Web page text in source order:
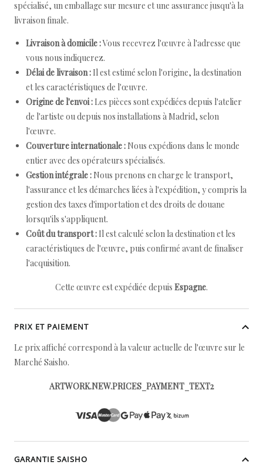
spécialisé, un emballage sur mesure et une assurance jusqu'à la
livraison finale.
Livraison à domicile :Vous recevrez l'œuvre à l'adresse que
vous nous indiquerez.
Délai de livraison : Il est estimé selon l'origine, la destination
et les caractéristiques de l'œuvre.
Origine de l'envoi : Les pièces sont expédiées depuis l'atelier
de l'artiste ou depuis nos installations à Madrid, selon
l'œuvre.
Couverture internationale : Nous expédions dans le monde
entier avec des opérateurs spécialisés.
Gestion intégrale : Nous prenons en charge le transport,
l'assurance et les démarches liées à l'expédition, y compris la
gestion des taxes d'importation et des droits de douane
lorsqu'ils s'appliquent.
Coût du transport : Il est calculé selon la destination et les
caractéristiques de l'œuvre, puis confirmé avant de finaliser
l'acquisition.
Cette œuvre est expédiée depuis Espagne.
PRIX ET PAIEMENT
Le prix affiché correspond à la valeur actuelle de l'œuvre sur le
Marché Saisho.
ARTWORK.NEW.PRICES_PAYMENT_TEXT2
GARANTIE SAISHO